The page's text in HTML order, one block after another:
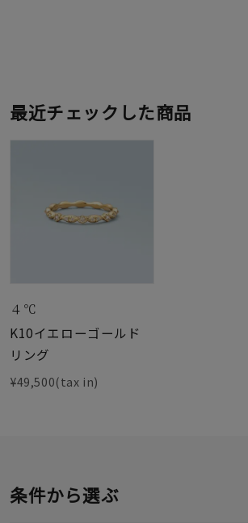
最近チェックした商品
４℃
K10イエローゴールド
リング
¥49,500(tax in)
条件から選ぶ